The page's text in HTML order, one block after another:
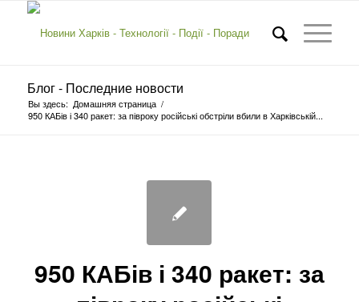
Блог - Последние новости
Вы здесь: Домашняя страница /
950 КАБів і 340 ракет: за півроку російські обстріли вбили в Харківській...
950 КАБів і 340 ракет: за